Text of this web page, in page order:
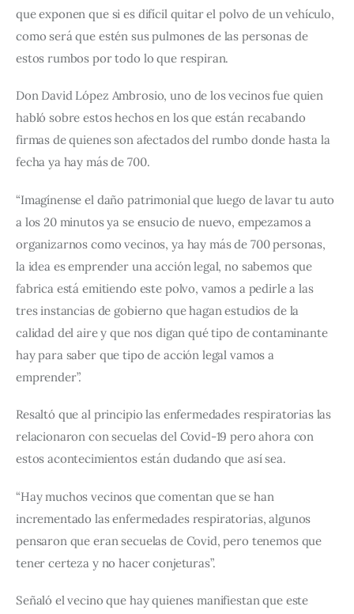
que exponen que si es difícil quitar el polvo de un vehículo,
como será que estén sus pulmones de las personas de
estos rumbos por todo lo que respiran.
Don David López Ambrosio, uno de los vecinos fue quien
habló sobre estos hechos en los que están recabando
firmas de quienes son afectados del rumbo donde hasta la
fecha ya hay más de 700.
“Imagínense el daño patrimonial que luego de lavar tu auto
a los 20 minutos ya se ensucio de nuevo, empezamos a
organizarnos como vecinos, ya hay más de 700 personas,
la idea es emprender una acción legal, no sabemos que
fabrica está emitiendo este polvo, vamos a pedirle a las
tres instancias de gobierno que hagan estudios de la
calidad del aire y que nos digan qué tipo de contaminante
hay para saber que tipo de acción legal vamos a
emprender”.
Resaltó que al principio las enfermedades respiratorias las
relacionaron con secuelas del Covid-19 pero ahora con
estos acontecimientos están dudando que así sea.
“Hay muchos vecinos que comentan que se han
incrementado las enfermedades respiratorias, algunos
pensaron que eran secuelas de Covid, pero tenemos que
tener certeza y no hacer conjeturas”.
Señaló el vecino que hay quienes manifiestan que este